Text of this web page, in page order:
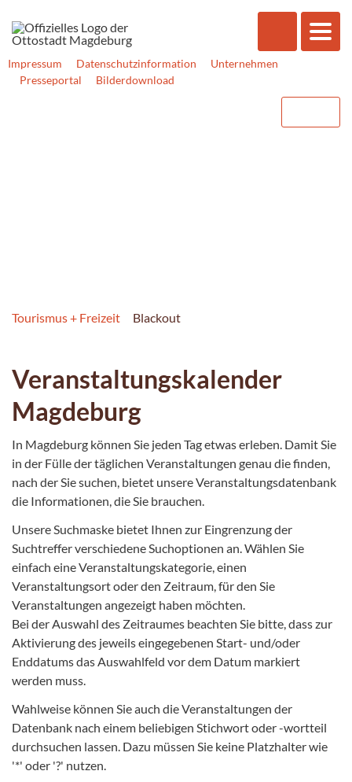
Impressum Datenschutzinformation
Unternehmen
Presseportal
Bilderdownload
Tourismus + Freizeit Blackout
Veranstaltungskalender
Magdeburg
In Magdeburg können Sie jeden Tag etwas erleben. Damit Sie
in der Fülle der täglichen Veranstaltungen genau die finden,
nach der Sie suchen, bietet unsere Veranstaltungsdatenbank
die Informationen, die Sie brauchen.
Unsere Suchmaske bietet Ihnen zur Eingrenzung der
Suchtreffer verschiedene Suchoptionen an. Wählen Sie
einfach eine Veranstaltungskategorie, einen
Veranstaltungsort oder den Zeitraum, für den Sie
Veranstaltungen angezeigt haben möchten.
Bei der Auswahl des Zeitraumes beachten Sie bitte, dass zur
Aktivierung des jeweils eingegebenen Start- und/oder
Enddatums das Auswahlfeld vor dem Datum markiert
werden muss.
Wahlweise können Sie auch die Veranstaltungen der
Datenbank nach einem beliebigen Stichwort oder -wortteil
durchsuchen lassen. Dazu müssen Sie keine Platzhalter wie
'*' oder '?' nutzen.